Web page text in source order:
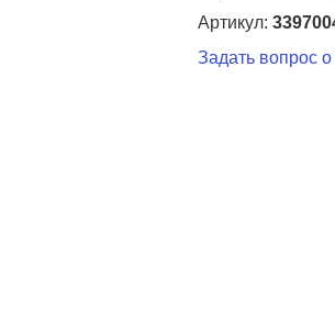
Артикул:
Задать вопрос